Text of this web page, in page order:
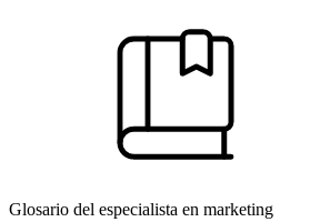
Glosario del especialista en marketing